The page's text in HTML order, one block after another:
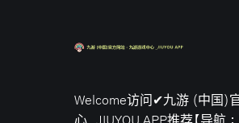
Welcome访问✔九游 (中国)